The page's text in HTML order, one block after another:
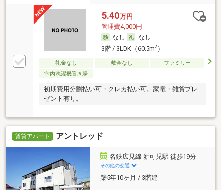
5.40万円
管理費4,000円
なし
なし
3階 / 3LDK（60.5m2）
礼金なし 敷金なし
ファミリー
室内洗濯機置き場
初期費用分割払い可・クレカ払い可。家電・雑貨プレ
ゼント有り。
賃貸アパート アントレッド
名鉄広見線 新可児駅 徒歩19分
その他の交通
築5年10ヶ月 / 3階建